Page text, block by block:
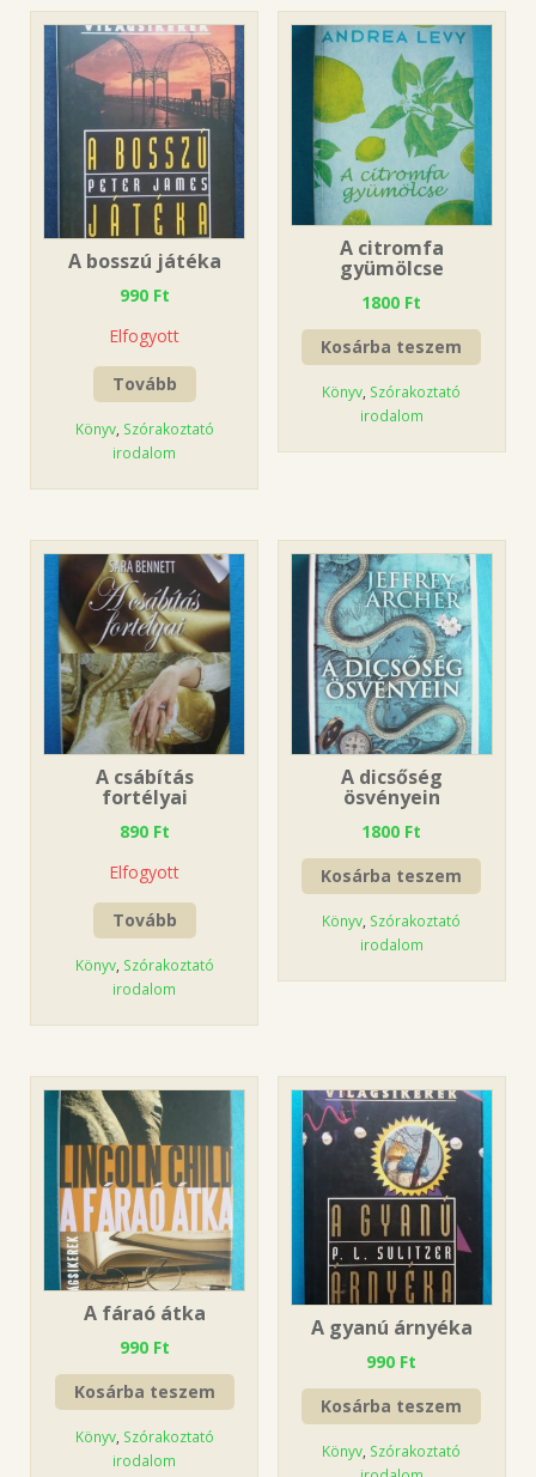
A bosszú játéka
990 Ft
Elfogyott
Tovább
Könyv, Szórakoztató
irodalom
A citromfa
gyümölcse
1800 Ft
Kosárba teszem
Könyv Szórakoztató
irodalom
A csábítás
fortélyai
890 Ft
Elfogyott
Tovább
Könyv, Szórakoztató
irodalom
A dicsőség
ösvényein
1800 Ft
Kosárba teszem
Könyv, Szórakoztató
irodalom
A fáraó átka
990 Ft
Kosárba teszem
Könyv, Szórakoztató
irodalom
A gyanú árnyéka
990 Ft
Kosárba teszem
Könyv Szórakoztató